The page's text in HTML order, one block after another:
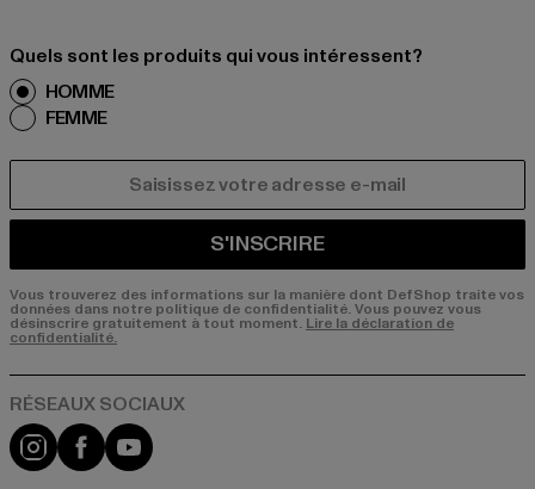
Quels sont les produits qui vous intéressent?
HOMME
FEMME
S'INSCRIRE
Vous trouverez des informations sur la manière dont DefShop traite vos
données dans notre politique de confidentialité. Vous pouvez vous
désinscrire gratuitement à tout moment. Lire la déclaration de
confidentialité.
Visit our Instagram page:
Visit our Facebook page:
Visit our YouTube channel: